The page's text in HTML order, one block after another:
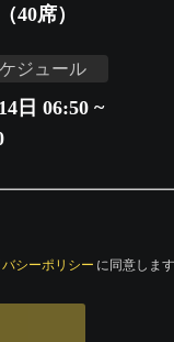
40席）
ジュール
日 06:50 ~
バシーポリシー に同意します